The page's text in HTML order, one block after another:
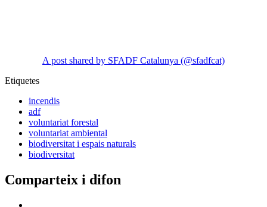
A post shared by SFADF Catalunya (@sfadfcat)
Etiquetes
incendis
adf
voluntariat forestal
voluntariat ambiental
biodiversitat i espais naturals
biodiversitat
Comparteix i difon